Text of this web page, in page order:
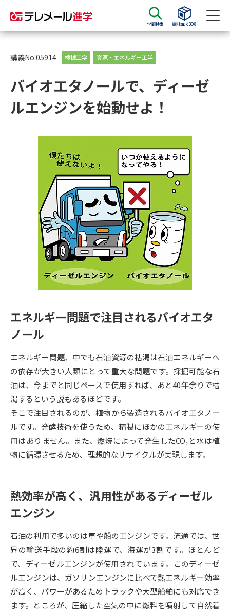
学問検索 資料請求BOX
資料請求 資料検索
大学・短大の資料種類から請求
募集要項＆願書
大学・短大以外の資料から請求
専門学校の資料請求 大学院の資料請求
留学・進学関連、塾・予備校
大学入学共通テスト「受験案
内」の請求
大学入学共通テスト「受験上の
配慮案内」の請求
高等学校卒業程度認定試験
幼稚園教員資格認定試験 小学校教員資格認定試験
高等学校（情報）教員資格認定
大学研究 大学検索
大学で学べる内容や特徴を調べる
新増設大学・学部・学科特集
国際・グローバルに強い大学特
集
デジタルパンフレット
新学年スタート号特集ページ
（高3生用）
新学年スタート号特集ページ
（高2生用）
SELFBRAND特集ページ
オープンキャンパスなどを調べる
講義No.05914 機械工学 資源・エネルギー工学
バイオエタノールで、ディーゼ
ルエンジンを始動せよ！
エネルギー問題で注目されるバイオエタ
ノール
エネルギー問題、中でも石油資源の枯渇は石油エネルギーへ
の依存が大きい人類にとって重大な問題です。採掘可能な石
油は、今までと同じペースで使用すれば、あと40年余りで枯
渇するという説もあるほどです。
そこで注目されるのが、植物から製造されるバイオエタノー
ルです。発酵技術を使うため、精製にほかのエネルギーの使
用はありません。また、燃焼によって発生したCO₂と水は植
物に循環させるため、理想的なリサイクルが実現します。
熱効率が高く、汎用性があるディーゼル
エンジン
石油の利用で多いのは車や船のエンジンです。流通では、世
界の輸送手段の約6割は陸運で、海運が3割です。ほとんど
で、ディーゼルエンジンが使用されています。このディーゼ
ルエンジンは、ガソリンエンジンに比べて熱エネルギー効率
が高く、パワーがあるためトラックや大型船舶にも対応でき
ます。ところが、圧縮した空気の中に燃料を噴射して自然着